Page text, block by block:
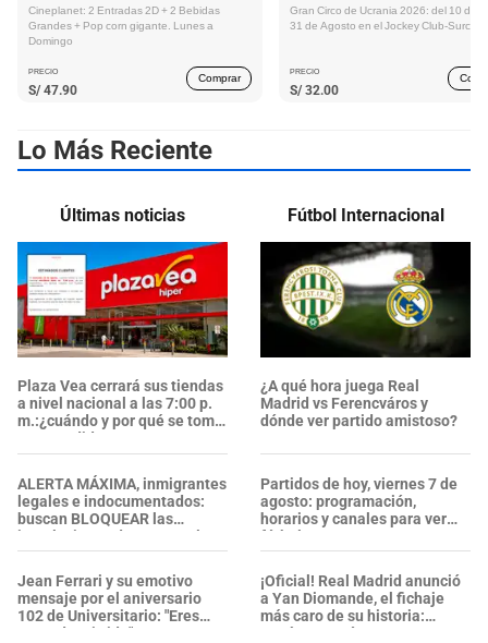
Cineplanet: 2 Entradas 2D + 2 Bebidas
Grandes + Pop corn gigante. Lunes a
Domingo
PRECIO
S/ 47.90
Comprar
Gran Circo de Ucrania 2026: del 10 de
31 de Agosto en el Jockey Club-Surco
PRECIO
S/ 32.00
Lo Más Reciente
Últimas noticias
Plaza Vea cerrará sus tiendas
a nivel nacional a las 7:00 p.
m.:¿cuándo y por qué se toma
esta medida?
ALERTA MÁXIMA, inmigrantes
legales e indocumentados:
buscan BLOQUEAR las
instalaciones de ICE; revelan
PLAN de acción de legislador
Jean Ferrari y su emotivo
mensaje por el aniversario
102 de Universitario: "Eres
parte de mi vida"
Fútbol Internacional
¿A qué hora juega Real
Madrid vs Ferencváros y
dónde ver partido amistoso?
Partidos de hoy, viernes 7 de
agosto: programación,
horarios y canales para ver
fútbol GRATIS
¡Oficial! Real Madrid anunció
a Yan Diomande, el fichaje
más caro de su historia:
¿Cuánto pagó?